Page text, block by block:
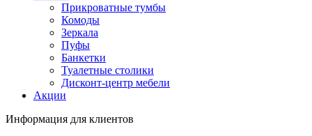
Прикроватные тумбы
Комоды
Зеркала
Пуфы
Банкетки
Туалетные столики
Дисконт-центр мебели
Акции
Информация для клиентов